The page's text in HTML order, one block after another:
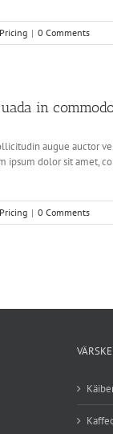
Pricing | 0 Comments
in
augue auctor
ipsum dolor sit amet,
Pricing | 0 Comments